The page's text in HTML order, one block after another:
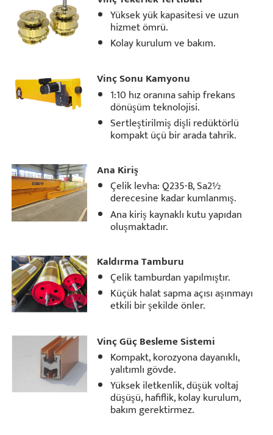
Yüksek yük kapasitesi ve uzun
hizmet ömrü.
Kolay kurulum ve bakım.
Vinç Sonu Kamyonu
1:10 hız oranına sahip frekans
dönüşüm teknolojisi.
Sertleştirilmiş dişli redüktörlü
kompakt üçü bir arada tahrik.
Ana Kiriş
Çelik levha: Q235-B, Sa2½
derecesine kadar kumlanmış.
Ana kiriş kaynaklı kutu yapıdan
oluşmaktadır.
Kaldırma Tamburu
Çelik tamburdan yapılmıştır.
Küçük halat sapma açısı aşınmayı
etkili bir şekilde önler.
Vinç Güç Besleme Sistemi
Kompakt, korozyona dayanıklı,
yalıtımlı gövde.
Yüksek iletkenlik, düşük voltaj
düşüşü, hafiflik, kolay kurulum,
bakım gerektirmez.